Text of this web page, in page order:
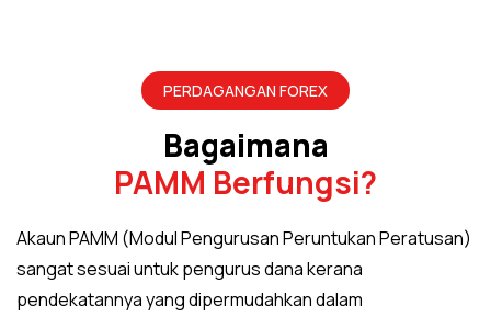
PERDAGANGAN FOREX
Bagaimana
PAMM Berfungsi?
Akaun PAMM (Modul Pengurusan Peruntukan Peratusan)
sangat sesuai untuk pengurus dana kerana
pendekatannya yang dipermudahkan dalam